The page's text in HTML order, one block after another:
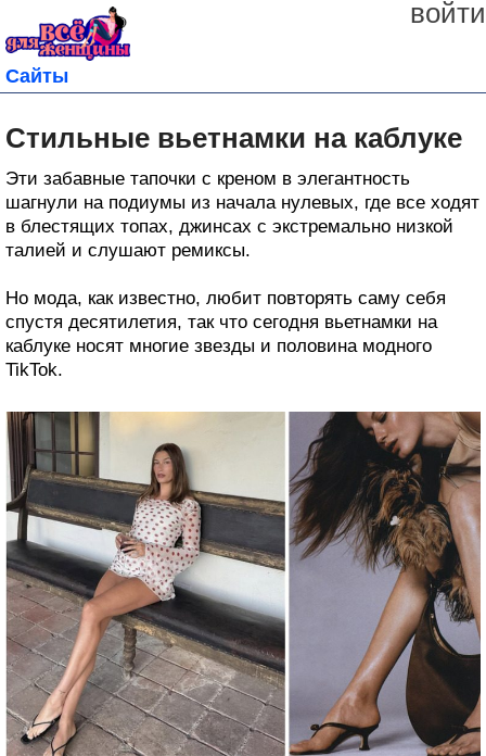
войти
Сайты
Стильные вьетнамки на каблуке
Эти забавные тапочки с креном в элегантность
шагнули на подиумы из начала нулевых, где все ходят
в блестящих топах, джинсах с экстремально низкой
талией и слушают ремиксы.
Но мода, как известно, любит повторять саму себя
спустя десятилетия, так что сегодня вьетнамки на
каблуке носят многие звезды и половина модного
TikTok.